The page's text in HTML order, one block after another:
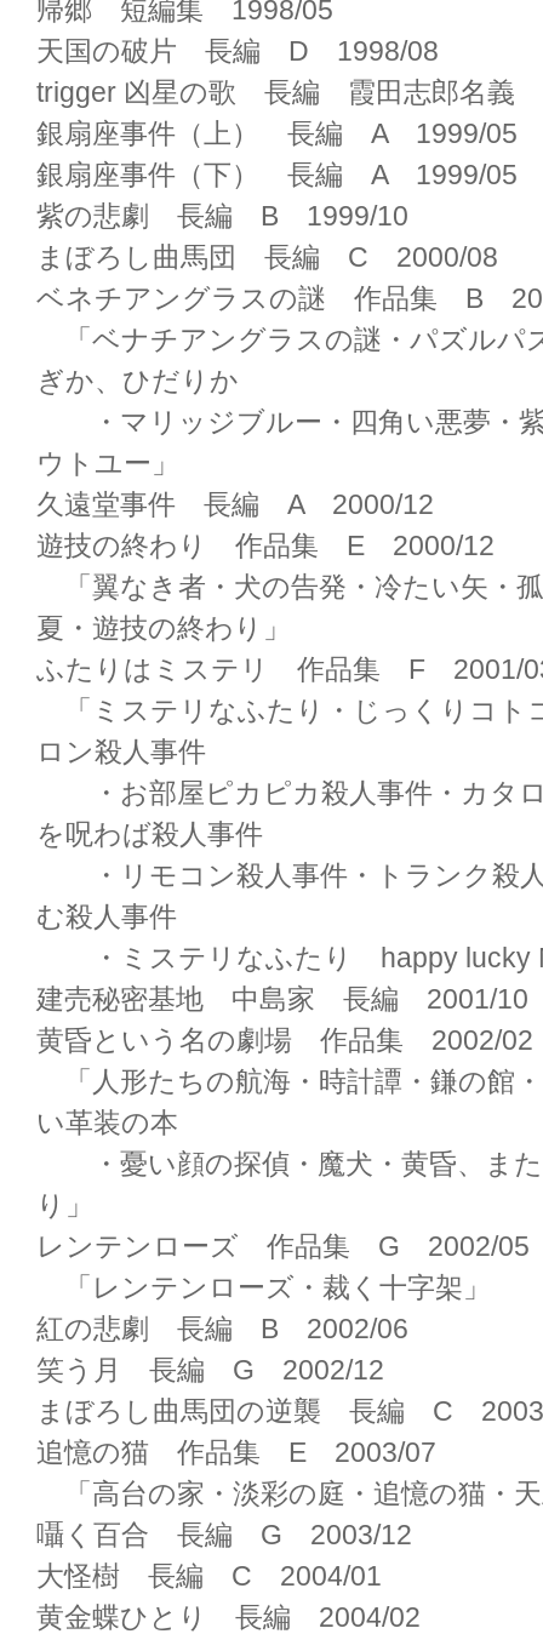
帰郷 短編集 1998/05
天国の破片 長編 D 1998/08
trigger 凶星の歌 長編 霞田志郎名義
銀扇座事件（上） 長編 A 1999/05
銀扇座事件（下） 長編 A 1999/05
紫の悲劇 長編 B 1999/10
まぼろし曲馬団 長編 C 2000/08
ベネチアングラスの謎 作品集 B
「ベナチアングラスの謎・パズルパ
ぎか、ひだりか
・マリッジブルー・四角い悪夢・
ウトユー」
久遠堂事件 長編 A 2000/12
遊技の終わり 作品集 E 2000/12
「翼なき者・犬の告発・冷たい矢・
夏・遊技の終わり」
ふたりはミステリ 作品集 F 2001/
「ミステリなふたり・じっくりコト
ロン殺人事件
・お部屋ピカピカ殺人事件・カタ
を呪わば殺人事件
・リモコン殺人事件・トランク殺
む殺人事件
・ミステリなふたり happy lucky
建売秘密基地 中島家 長編 2001/10
黄昏という名の劇場 作品集 2002/02
「人形たちの航海・時計譚・鎌の館
い革装の本
・憂い顔の探偵・魔犬・黄昏、ま
り」
レンテンローズ 作品集 G 2002/05
「レンテンローズ・裁く十字架」
紅の悲劇 長編 B 2002/06
笑う月 長編 G 2002/12
まぼろし曲馬団の逆襲 長編 C
追憶の猫 作品集 E 2003/07
「高台の家・淡彩の庭・追憶の猫・
囁く百合 長編 G 2003/12
大怪樹 長編 C 2004/01
黄金蝶ひとり 長編 2004/02